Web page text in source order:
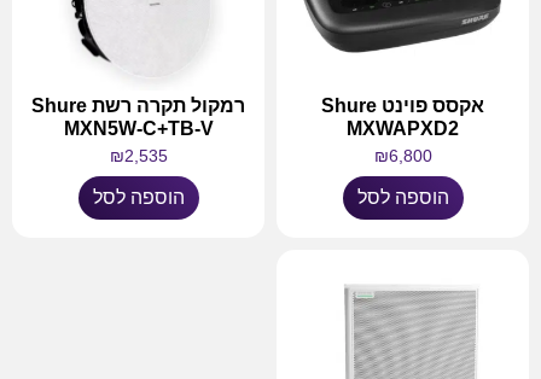
אקסס פוינט Shure
MXWAPXD2
₪6,800
הוספה לסל
רמקול תקרה רשת Shure
MXN5W-C+TB-V
₪2,535
הוספה לסל